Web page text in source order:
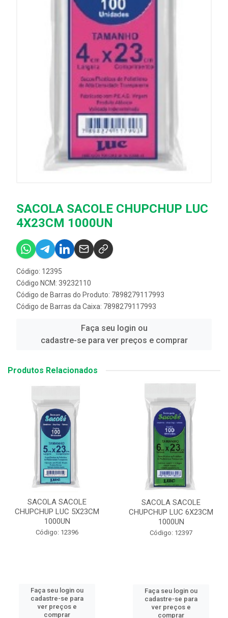
SACOLA SACOLE CHUPCHUP LUC
4X23CM 1000UN
Código: 12395
Código NCM: 39232110
Código de Barras do Produto: 7898279117993
Código de Barras da Caixa: 7898279117993
Faça seu login ou
cadastre-se para ver preços e comprar
Produtos Relacionados
SACOLA SACOLE
CHUPCHUP LUC 5X23CM
1000UN
Código: 12396
Faça seu login ou
cadastre-se para
ver preços e
comprar
SACOLA SACOLE
CHUPCHUP LUC 6X23CM
1000UN
Código: 12397
Faça seu login ou
cadastre-se para
ver preços e
comprar